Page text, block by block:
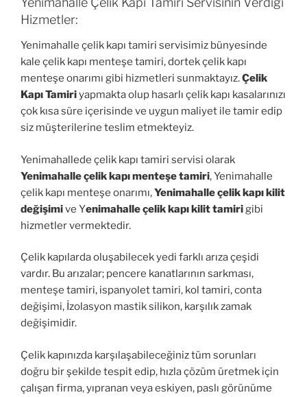
Hizmetler:
Yenimahalle çelik kapı tamiri servisimiz bünyesinde
kale çelik kapı menteşe tamiri, dortek çelik kapı
menteşe onarımı gibi hizmetleri sunmaktayız.Çelik
Kapı Tamiriyapmakta olup hasarlı çelik kapı kasalarınızı
çok kısa süre içerisinde ve uygun maliyet ile tamir edip
siz müşterilerine teslim etmekteyiz.
Yenimahallede çelik kapı tamiri servisi olarak
Yenimahalle çelik kapı menteşe tamiri, Yenimahalle
çelik kapı menteşe onarımı,Yenimahalle çelik kapı kilit
değişimive Yenimahalle çelik kapı kilit tamirigibi
hizmetler vermektedir.
Çelik kapılarda oluşabilecek yedi farklı arıza çeşidi
vardır. Bu arızalar; pencere kanatlarının sarkması,
menteşe tamiri, ispanyolet tamiri, kol tamiri, conta
değişimi, İzolasyon mastik silikon, karşılık zamak
değişimidir.
Çelik kapınızda karşılaşabileceğiniz tüm sorunları
doğru bir şekilde tespit edip, hızla çözüm üretmek için
çalışan firma, yıpranan veya eskiyen, paslı görünüme